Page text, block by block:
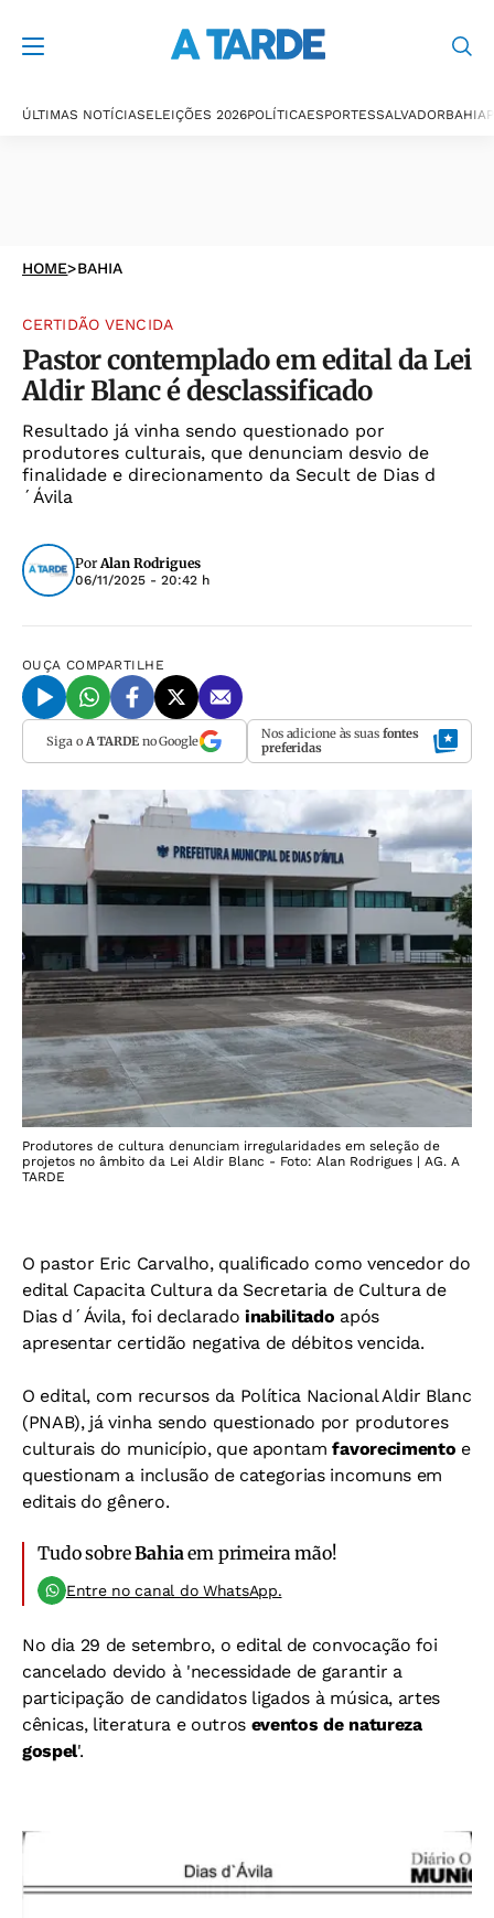
ÚLTIMAS NOTÍCIASELEIÇÕES 2026POLÍTICAESPORTESSALVADORBAHIA
HOME>BAHIA
CERTIDÃO VENCIDA
Pastor contemplado em edital da Lei
Aldir Blanc é desclassificado
Resultado já vinha sendo questionado por
produtores culturais, que denunciam desvio de
finalidade e direcionamento da Secult de Dias d
´Ávila
PorAlan Rodrigues
06/11/2025 - 20:42 h
OUÇA COMPARTILHE
Siga o A TARDEno Google Nos adicione às suas fontes
preferidas
Produtores de cultura denunciam irregularidades em seleção de
projetos no âmbito da Lei Aldir Blanc - Foto: Alan Rodrigues | AG. A
TARDE
O pastor Eric Carvalho, qualificado como vencedor do
edital Capacita Cultura da Secretaria de Cultura de
Dias d´Ávila, foi declaradoinabilitado após
apresentar certidão negativa de débitos vencida.
O edital, com recursos da Política Nacional Aldir Blanc
(PNAB), já vinha sendo questionado por produtores
culturais do município, que apontamfavorecimento e
questionam a inclusão de categorias incomuns em
editais do gênero.
Tudo sobreBahiaem primeira mão!
Entre no canal do WhatsApp.
No dia 29 de setembro, o edital de convocação foi
cancelado devido à 'necessidade de garantir a
participação de candidatos ligados à música, artes
cênicas, literatura e outros eventos de natureza
gospel'.